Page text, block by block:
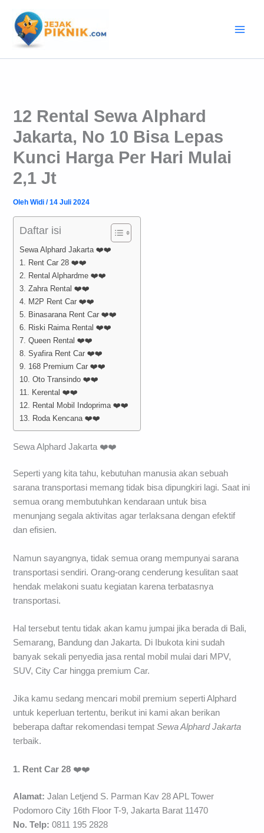
konten
12 Rental Sewa Alphard
Jakarta, No 10 Bisa Lepas
Kunci Harga Per Hari Mulai
2,1 Jt
OlehWidi/14 Juli 2024
Daftar isi
Sewa Alphard Jakarta ❤️❤️
1. Rent Car 28 ❤️❤️
2. Rental Alphardme ❤️❤️
3. Zahra Rental ❤️❤️
4. M2P Rent Car ❤️❤️
5. Binasarana Rent Car ❤️❤️
6. Riski Raima Rental ❤️❤️
7. Queen Rental ❤️❤️
8. Syafira Rent Car ❤️❤️
9. 168 Premium Car ❤️❤️
10. Oto Transindo ❤️❤️
11. Kerental ❤️❤️
12. Rental Mobil Indoprima ❤️❤️
13. Roda Kencana ❤️❤️
Sewa Alphard Jakarta ❤️❤️
Seperti yang kita tahu, kebutuhan manusia akan sebuah
sarana transportasi memang tidak bisa dipungkiri lagi. Saat ini
semua orang membutuhkan kendaraan untuk bisa
menunjang segala aktivitas agar terlaksana dengan efektif
dan efisien.
Namun sayangnya, tidak semua orang mempunyai sarana
transportasi sendiri. Orang-orang cenderung kesulitan saat
hendak melakoni suatu kegiatan karena terbatasnya
transportasi.
Hal tersebut tentu tidak akan kamu jumpai jika berada di Bali,
Semarang, Bandung dan Jakarta. Di Ibukota kini sudah
banyak sekali penyedia jasa rental mobil mulai dari MPV,
SUV, City Car hingga premium Car.
Jika kamu sedang mencari mobil premium seperti Alphard
untuk keperluan tertentu, berikut ini kami akan berikan
beberapa daftar rekomendasi tempatSewa Alphard Jakarta
terbaik.
1. Rent Car 28 ❤️❤️
Alamat: Jalan Letjend S. Parman Kav 28 APL Tower
Podomoro City 16th Floor T-9, Jakarta Barat 11470
No. Telp: 0811 195 2828